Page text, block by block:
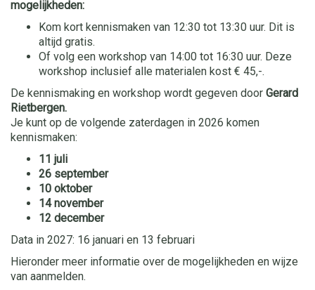
mogelijkheden:
Kom kort kennismaken van 12:30 tot 13:30 uur. Dit is
altijd gratis.
Of volg een workshop van 14:00 tot 16:30 uur. Deze
workshop inclusief alle materialen kost € 45,-.
De kennismaking en workshop wordt gegeven door Gerard
Rietbergen.
Je kunt op de volgende zaterdagen in 2026 komen
kennismaken:
11 juli
26 september
10 oktober
14 november
12 december
Data in 2027: 16 januari en 13 februari
Hieronder meer informatie over de mogelijkheden en wijze
van aanmelden.